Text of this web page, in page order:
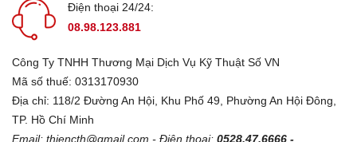
Điện thoại 24/24:
08.98.123.881
Công Ty TNHH Thương Mại Dịch Vụ Kỹ Thuật Số VN
Mã số thuế: 0313170930
Địa chỉ: 118/2 Đường An Hội, Khu Phố 49, Phường An Hội Đông,
TP. Hồ Chí Minh
Email: thiencth@gmail.com - Điện thoại: 0528.47.6666 -